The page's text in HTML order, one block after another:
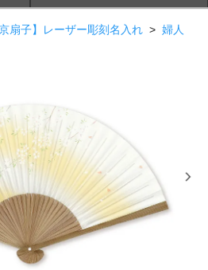
扇子】レーザー彫刻名入れ > 婦人